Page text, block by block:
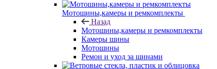
Мотошины,камеры и ремкомплекты
Назад
Мотошины,камеры и ремкомплекты
Камеры шины
Мотошины
Ремон и уход за шинами